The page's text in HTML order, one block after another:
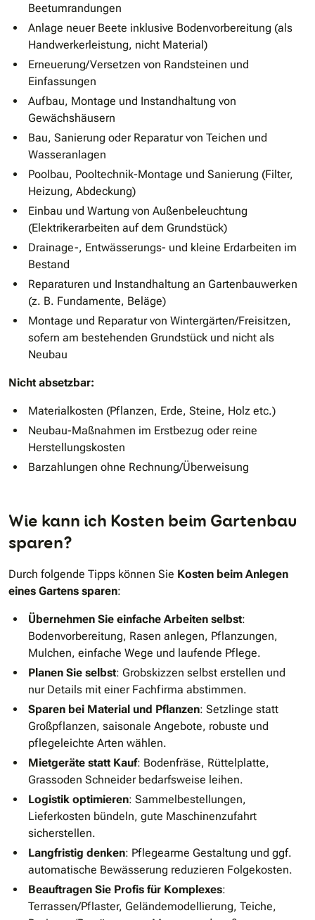
Beetumrandungen
Anlage neuer Beete inklusive Bodenvorbereitung (als
Handwerkerleistung, nicht Material)
Erneuerung/Versetzen von Randsteinen und
Einfassungen
Aufbau, Montage und Instandhaltung von
Gewächshäusern
Bau, Sanierung oder Reparatur von Teichen und
Wasseranlagen
Poolbau, Pooltechnik-Montage und Sanierung (Filter,
Heizung, Abdeckung)
Einbau und Wartung von Außenbeleuchtung
(Elektrikerarbeiten auf dem Grundstück)
Drainage-, Entwässerungs- und kleine Erdarbeiten im
Bestand
Reparaturen und Instandhaltung an Gartenbauwerken
(z. B. Fundamente, Beläge)
Montage und Reparatur von Wintergärten/Freisitzen,
sofern am bestehenden Grundstück und nicht als
Neubau
Nicht absetzbar:
Materialkosten (Pflanzen, Erde, Steine, Holz etc.)
Neubau-Maßnahmen im Erstbezug oder reine
Herstellungskosten
Barzahlungen ohne Rechnung/Überweisung
Wie kann ich Kosten beim Gartenbau
sparen?
Durch folgende Tipps können Sie Kosten beim Anlegen
eines Gartens sparen:
Übernehmen Sie einfache Arbeiten selbst:
Bodenvorbereitung, Rasen anlegen, Pflanzungen,
Mulchen, einfache Wege und laufende Pflege.
Planen Sie selbst: Grobskizzen selbst erstellen und
nur Details mit einer Fachfirma abstimmen.
Sparen bei Material und Pflanzen: Setzlinge statt
Großpflanzen, saisonale Angebote, robuste und
pflegeleichte Arten wählen.
Mietgeräte statt Kauf: Bodenfräse, Rüttelplatte,
Grassoden Schneider bedarfsweise leihen.
Logistik optimieren: Sammelbestellungen,
Lieferkosten bündeln, gute Maschinenzufahrt
sicherstellen.
Langfristig denken: Pflegearme Gestaltung und ggf.
automatische Bewässerung reduzieren Folgekosten.
Beauftragen Sie Profis für Komplexes:
Terrassen/Pflaster, Geländemodellierung, Teiche,